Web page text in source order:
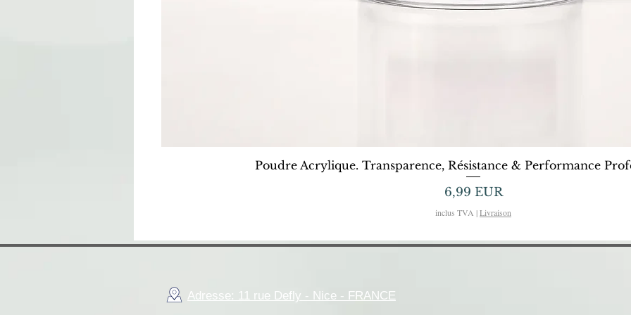
Afișare rapidă
Poudre Acrylique. Transparence, Résistance & Performance
Preț
6,99 EUR
inclus TVA |Livraison
Adresse: 11 rue Defly - Nice - FRANCE